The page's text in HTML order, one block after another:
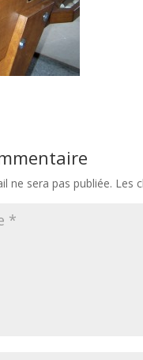
ne sera pas publiée. Les